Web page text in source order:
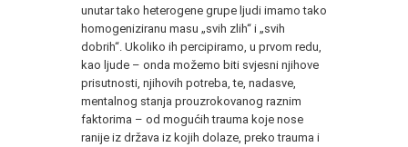
unutar tako heterogene grupe ljudi imamo tako
homogeniziranu masu „svih zlih“ i „svih
dobrih“. Ukoliko ih percipiramo, u prvom redu,
kao ljude – onda možemo biti svjesni njihove
prisutnosti, njihovih potreba, te, nadasve,
mentalnog stanja prouzrokovanog raznim
faktorima – od mogućih trauma koje nose
ranije iz država iz kojih dolaze, preko trauma i